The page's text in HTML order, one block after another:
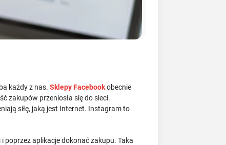
każdy z nas.Sklepy Facebook obecnie
zakupów przeniosła się do sieci.
siłę, jaką jest Internet. Instagram to
poprzez aplikacje dokonać zakupu. Taka